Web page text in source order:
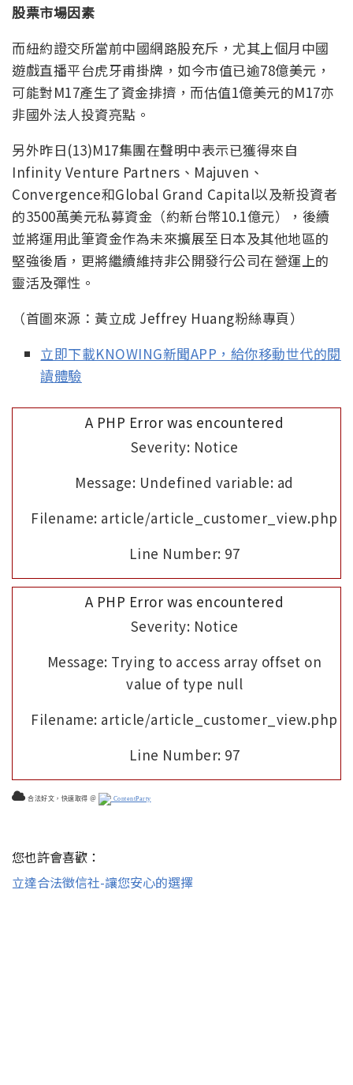
股票市場因素
而紐約證交所當前中國網路股充斥，尤其上個月中國
遊戲直播平台虎牙甫掛牌，如今市值已逾78億美元，
可能對M17產生了資金排擠，而估值1億美元的M17亦
非國外法人投資亮點。
另外昨日(13)M17集團在聲明中表示已獲得來自
Infinity Venture Partners、Majuven、
Convergence和Global Grand Capital以及新投資者
的3500萬美元私募資金（約新台幣10.1億元），後續
並將運用此筆資金作為未來擴展至日本及其他地區的
堅強後盾，更將繼續維持非公開發行公司在營運上的
靈活及彈性。
（首圖來源：黃立成 Jeffrey Huang粉絲專頁）
立即下載KNOWING新聞APP，給你移動世代的閱
讀體驗
A PHP Error was encountered
Severity: Notice
Message: Undefined variable: ad
Filename: article/article_customer_view.php
Line Number: 97
A PHP Error was encountered
Severity: Notice
Message: Trying to access array offset on
value of type null
Filename: article/article_customer_view.php
Line Number: 97
合法好文，快速取得 ＠ ContentParty
您也許會喜歡：
立達合法徵信社-讓您安心的選擇